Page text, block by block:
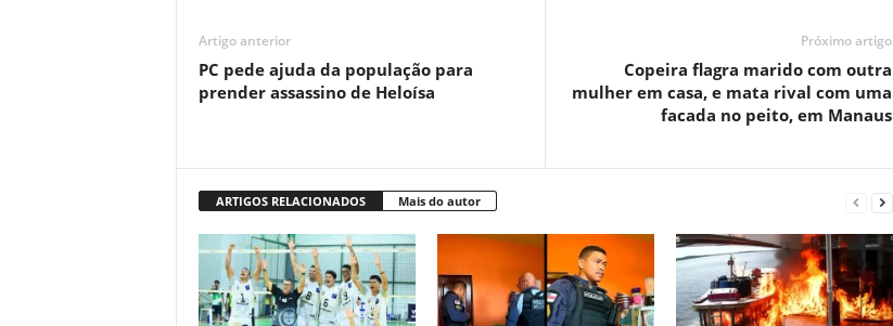
Artigo anterior
PC pede ajuda da população para
prender assassino de Heloísa
Próximo artigo
Copeira flagra marido com outra
mulher em casa, e mata rival com uma
facada no peito, em Manaus
ARTIGOS RELACIONADOS Mais do autor